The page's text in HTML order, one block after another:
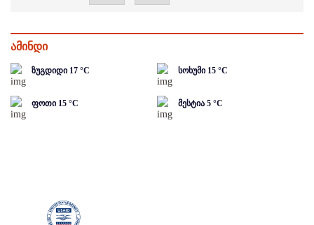
ამინდი
ზუგდიდი 17 °C სოხუმი 15 °C
ფოთი 15 °C მესტია 5 °C